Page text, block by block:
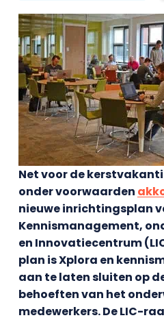
Net voor de
onder voorwaarden
nieuwe inrichtingsplan
Kennismanagement,
en Innovatiecentrum
plan is Xplora en
aan te laten sluiten op
behoeften van het
medewerkers. De LIC-